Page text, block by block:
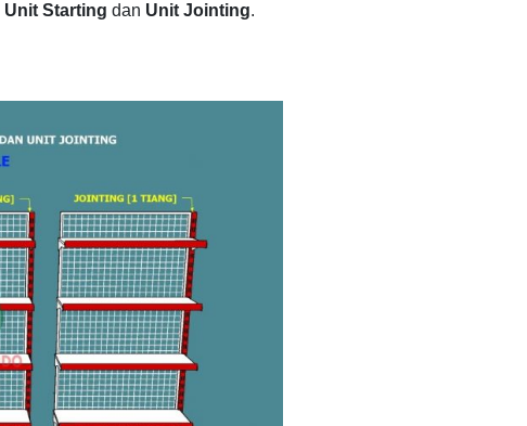
Unit Starting dan Unit Jointing.